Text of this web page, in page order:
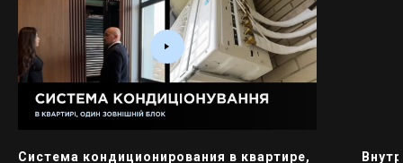
Система кондиционирования в квартире,